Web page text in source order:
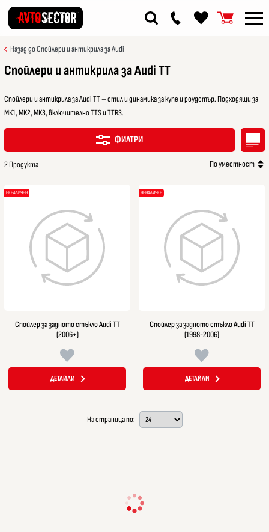
Назад до Спойлери и антикрила за Audi
Спойлери и антикрила за Audi TT
Спойлери и антикрила за Audi TT – стил и динамика за купе и роудстър. Подходящи за
MK1, MK2, MK3, включително TTS и TTRS.
ФИЛТРИ
2 Продукта По уместност
Спойлер за задното стъкло Audi TT
(2006+)
ДЕТАЙЛИ
НЕНАЛИЧЕН
Спойлер за задното стъкло Audi TT
(1998-2006)
ДЕТАЙЛИ
НЕНАЛИЧЕН
На страница по: